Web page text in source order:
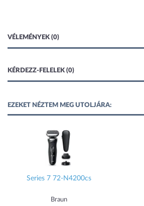
VÉLEMÉNYEK (0)
KÉRDEZZ-FELELEK (0)
EZEKET NÉZTEM MEG UTOLJÁRA:
Series 7 72-N4200cs
Braun